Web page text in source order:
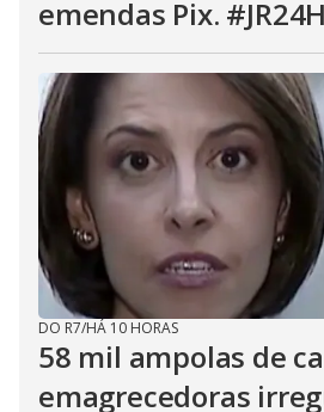
emendas Pix.
DO R7/HÁ 10 HORAS
58 mil ampolas de
emagrecedoras